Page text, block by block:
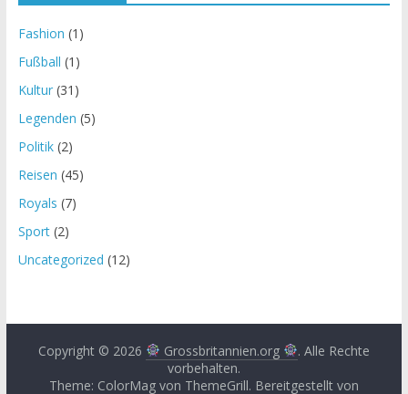
Fashion (1)
Fußball (1)
Kultur(31)
Legenden (5)
Politik(2)
Reisen (45)
Royals (7)
Sport(2)
Uncategorized (12)
Copyright © 2026 Grossbritannien.org
. Alle Rechte
vorbehalten.
Theme: ColorMag von ThemeGrill. Bereitgestellt von